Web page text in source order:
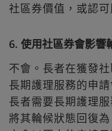
社區券價值，或認
6. 使用社區券會影響
不會。長者在獲發
長期護理服務的申
長者需要長期護理
將其輪候狀態回復